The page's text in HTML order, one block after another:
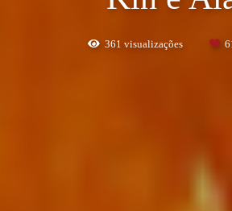
361 visualizações